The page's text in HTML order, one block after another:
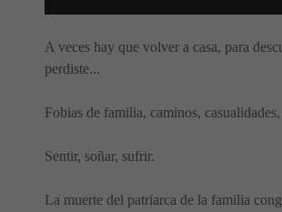
A veces hay que volver a casa, para
perdiste...
Fobias de familia, caminos,
Sentir, soñar, sufrir.
La muerte del patriarca de la familia